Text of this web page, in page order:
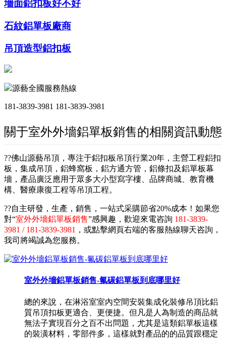
墻面鋁扣板好不好
石紋鋁單板廠商
吊頂造型鋁扣板
源藝全國服務熱線
181-3839-3981 181-3839-3981
關于室外外墻鋁單板銷售的相關資訊動態
??佛山源藝吊頂，專注于鋁扣板吊頂行業20年，主營工程鋁扣
板，集成吊頂，鋁蜂窩板，鋁方通方管，鋁條扣及鋁單板幕
墻，產品廣泛應用于眾多大小型寫字樓、品牌商城、教育機
構、醫療康復工程等吊頂工程。
??自主研發，生產，銷售，一站式采購節省20%成本！如果您
對“室外外墻鋁單板銷售”感興趣，歡迎來電咨詢 181-3839-
3981 / 181-3839-3981 ，或點擊網頁右端的客服熱線聊天咨詢，
我司將竭誠為您服務。
室外外墻鋁單板銷售-氟碳鋁單板到底哪里好
總的來說，在淋浴室室內空間安裝集成化裝修吊頂比鋁
質吊頂扣板更適合、更便捷。但凡是人為制造的商品就
無法子實現百分之百不出問題，尤其是這類鋁單板這樣
的裝潢材料，零部件多，這樣就對產品的的品質跟穩定